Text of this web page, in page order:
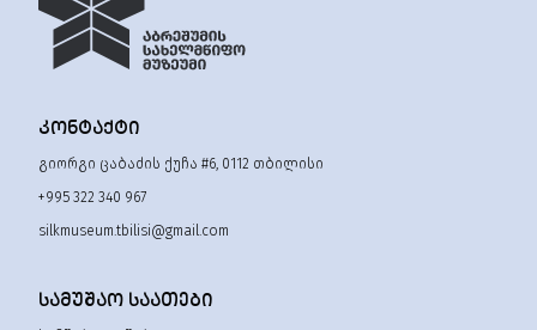
ᲙᲝᲜᲢᲐᲥᲢᲘ
გიორგი ცაბაძის ქუჩა #6, 0112 თბილისი
+995 322 340 967
silkmuseum.tbilisi@gmail.com
ᲡᲐᲛᲣᲨᲐᲝ ᲡᲐᲐᲗᲔᲑᲘ